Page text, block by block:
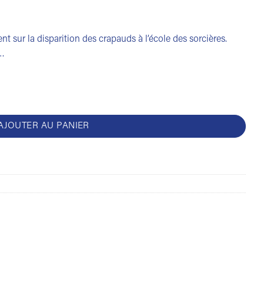
sur la disparition des crapauds à l’école des sorcières.
au crapaud-vomi
AU PANIER